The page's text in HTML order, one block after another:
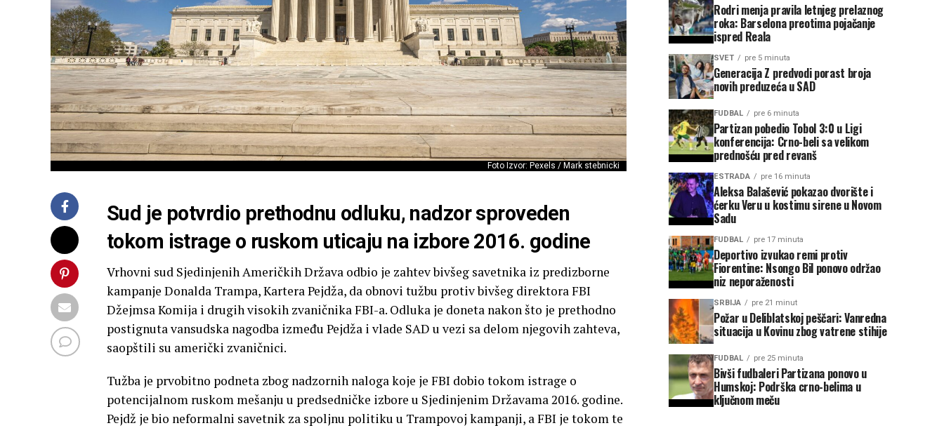
Foto Izvor: Pexels / Mark stebnicki
Sud je potvrdio prethodnu odluku, nadzor sproveden
tokom istrage o ruskom uticaju na izbore 2016. godine
Vrhovni sud Sjedinjenih Američkih Država odbio je zahtev bivšeg savetnika iz predizborne
kampanje Donalda Trampa, Kartera Pejdža, da obnovi tužbu protiv bivšeg direktora FBI
Džejmsa Komija i drugih visokih zvaničnika FBI-a. Odluka je doneta nakon što je prethodno
postignuta vansudska nagodba između Pejdža i vlade SAD u vezi sa delom njegovih zahteva,
saopštili su američki zvaničnici.
Tužba je prvobitno podneta zbog nadzornih naloga koje je FBI dobio tokom istrage o
potencijalnom ruskom mešanju u predsedničke izbore u Sjedinjenim Državama 2016. godine.
Pejdž je bio neformalni savetnik za spoljnu politiku u Trampovoj kampanji, a FBI je tokom te
Rodri menja pravila letnjeg prelaznog
roka: Barselona preotima pojačanje
ispred Reala
SVET pre 5 minuta
Generacija Z predvodi porast broja
novih preduzeća u SAD
FUDBAL pre 6 minuta
Partizan pobedio Tobol 3:0 u Ligi
konferencija: Crno-beli sa velikom
prednošću pred revanš
ESTRADA pre 16 minuta
Aleksa Balašević pokazao dvorište i
ćerku Veru u kostimu sirene u Novom
Sadu
FUDBAL pre 17 minuta
Deportivo izvukao remi protiv
Fiorentine: Nsongo Bil ponovo održao
niz neporaženosti
SRBIJA pre 21 minut
Požar u Deliblatskoj peščari: Vanredna
situacija u Kovinu zbog vatrene stihije
FUDBAL pre 25 minuta
Bivši fudbaleri Partizana ponovo u
Humskoj: Podrška crno-belima u
ključnom meču